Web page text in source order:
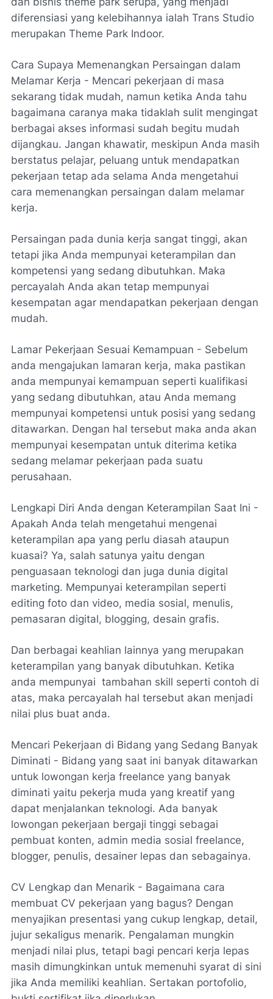
diferensiasi yang kelebihannya ialah Trans Studio
merupakan Theme Park Indoor.
Cara Supaya Memenangkan Persaingan dalam
Melamar Kerja - Mencari pekerjaan di masa
sekarang tidak mudah, namun ketika Anda tahu
bagaimana caranya maka tidaklah sulit mengingat
berbagai akses informasi sudah begitu mudah
dijangkau. Jangan khawatir, meskipun Anda masih
berstatus pelajar, peluang untuk mendapatkan
pekerjaan tetap ada selama Anda mengetahui
cara memenangkan persaingan dalam melamar
kerja.
Persaingan pada dunia kerja sangat tinggi, akan
tetapi jika Anda mempunyai keterampilan dan
kompetensi yang sedang dibutuhkan. Maka
percayalah Anda akan tetap mempunyai
kesempatan agar mendapatkan pekerjaan dengan
mudah.
Lamar Pekerjaan Sesuai Kemampuan - Sebelum
anda mengajukan lamaran kerja, maka pastikan
anda mempunyai kemampuan seperti kualifikasi
yang sedang dibutuhkan, atau Anda memang
mempunyai kompetensi untuk posisi yang sedang
ditawarkan. Dengan hal tersebut maka anda akan
mempunyai kesempatan untuk diterima ketika
sedang melamar pekerjaan pada suatu
perusahaan.
Lengkapi Diri Anda dengan Keterampilan Saat Ini -
Apakah Anda telah mengetahui mengenai
keterampilan apa yang perlu diasah ataupun
kuasai? Ya, salah satunya yaitu dengan
penguasaan teknologi dan juga dunia digital
marketing. Mempunyai keterampilan seperti
editing foto dan video, media sosial, menulis,
pemasaran digital, blogging, desain grafis.
Dan berbagai keahlian lainnya yang merupakan
keterampilan yang banyak dibutuhkan. Ketika
anda mempunyai tambahan skill seperti contoh di
atas, maka percayalah hal tersebut akan menjadi
nilai plus buat anda.
Mencari Pekerjaan di Bidang yang Sedang Banyak
Diminati - Bidang yang saat ini banyak ditawarkan
untuk lowongan kerja freelance yang banyak
diminati yaitu pekerja muda yang kreatif yang
dapat menjalankan teknologi. Ada banyak
lowongan pekerjaan bergaji tinggi sebagai
pembuat konten, admin media sosial freelance,
blogger, penulis, desainer lepas dan sebagainya.
CV Lengkap dan Menarik - Bagaimana cara
membuat CV pekerjaan yang bagus? Dengan
menyajikan presentasi yang cukup lengkap, detail,
jujur ​​sekaligus menarik. Pengalaman mungkin
menjadi nilai plus, tetapi bagi pencari kerja lepas
masih dimungkinkan untuk memenuhi syarat di sini
jika Anda memiliki keahlian. Sertakan portofolio,